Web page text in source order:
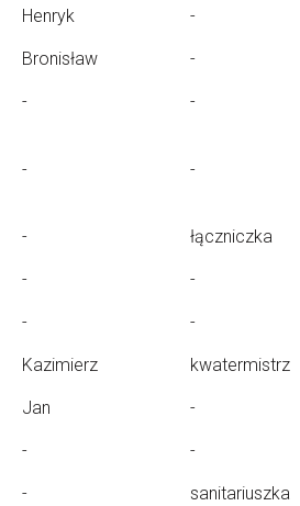
Henryk -
Bronisław -
- -
- -
- łączniczka
- -
- -
Kazimierz kwatermistrz
Jan -
- -
- sanitariuszka